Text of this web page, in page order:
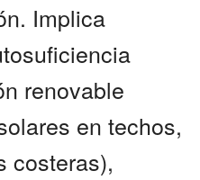
Implica
renovable
en techos,
costeras),